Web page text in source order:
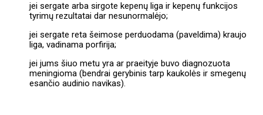
jei sergate arba sirgote kepenų liga ir kepenų funkcijos
tyrimų rezultatai dar nesunormalėjo;
jei sergate reta šeimose perduodama (paveldima) kraujo
liga, vadinama porfirija;
jei jums šiuo metu yra ar praeityje buvo diagnozuota
meningioma (bendrai gerybinis tarp kaukolės ir smegenų
esančio audinio navikas).